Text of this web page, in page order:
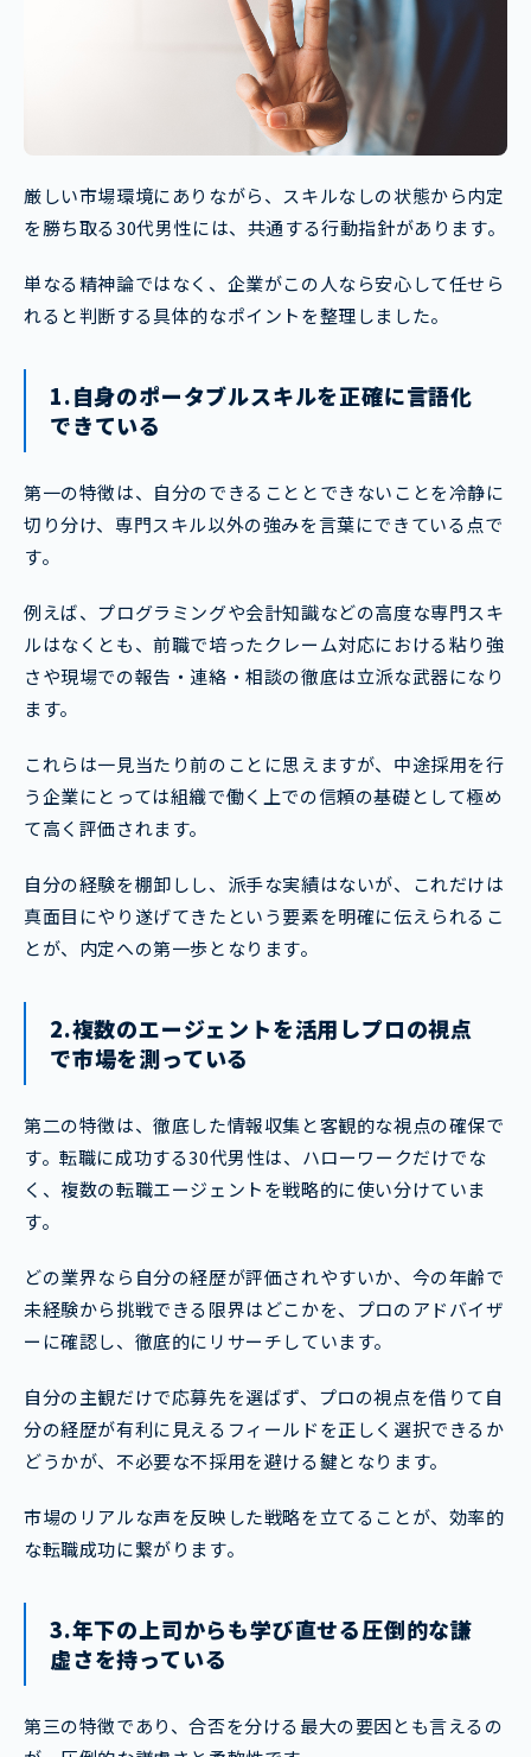
厳しい市場環境にありながら、スキルなしの状態から内定
を勝ち取る30代男性には、共通する行動指針があります。
単なる精神論ではなく、企業がこの人なら安心して任せら
れると判断する具体的なポイントを整理しました。
1.自身のポータブルスキルを正確に言語化
できている
第一の特徴は、自分のできることとできないことを冷静に
切り分け、専門スキル以外の強みを言葉にできている点で
す。
例えば、プログラミングや会計知識などの高度な専門スキ
ルはなくとも、前職で培ったクレーム対応における粘り強
さや現場での報告・連絡・相談の徹底は立派な武器になり
ます。
これらは一見当たり前のことに思えますが、中途採用を行
う企業にとっては組織で働く上での信頼の基礎として極め
て高く評価されます。
自分の経験を棚卸しし、派手な実績はないが、これだけは
真面目にやり遂げてきたという要素を明確に伝えられるこ
とが、内定への第一歩となります。
2.複数のエージェントを活用しプロの視点
で市場を測っている
第二の特徴は、徹底した情報収集と客観的な視点の確保で
す。転職に成功する30代男性は、ハローワークだけでな
く、複数の転職エージェントを戦略的に使い分けていま
す。
どの業界なら自分の経歴が評価されやすいか、今の年齢で
未経験から挑戦できる限界はどこかを、プロのアドバイザ
ーに確認し、徹底的にリサーチしています。
自分の主観だけで応募先を選ばず、プロの視点を借りて自
分の経歴が有利に見えるフィールドを正しく選択できるか
どうかが、不必要な不採用を避ける鍵となります。
市場のリアルな声を反映した戦略を立てることが、効率的
な転職成功に繋がります。
3.年下の上司からも学び直せる圧倒的な謙
虚さを持っている
第三の特徴であり、合否を分ける最大の要因とも言えるの